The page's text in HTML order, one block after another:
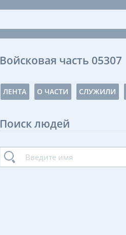
Войсковая часть 05307
ЛЕНТА О ЧАСТИ СЛУЖИЛИ
Поиск людей